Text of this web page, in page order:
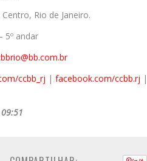
Rio de Janeiro.
5º andar
ccbb_rj | facebook.com/ccbb.rj |